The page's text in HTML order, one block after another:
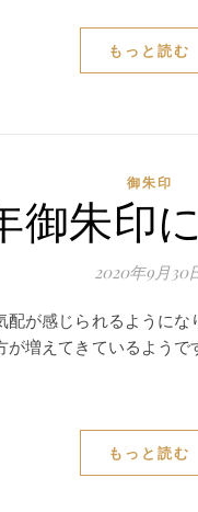
もっと読む
御朱印
御朱印
2020年9月30
が感じられるように
増えてきているよう
もっと読む